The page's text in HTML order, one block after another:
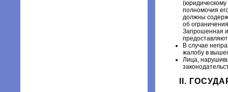
полномочия
должны
об
Запрошенная
В случае
жалобу в
Лица,
II.